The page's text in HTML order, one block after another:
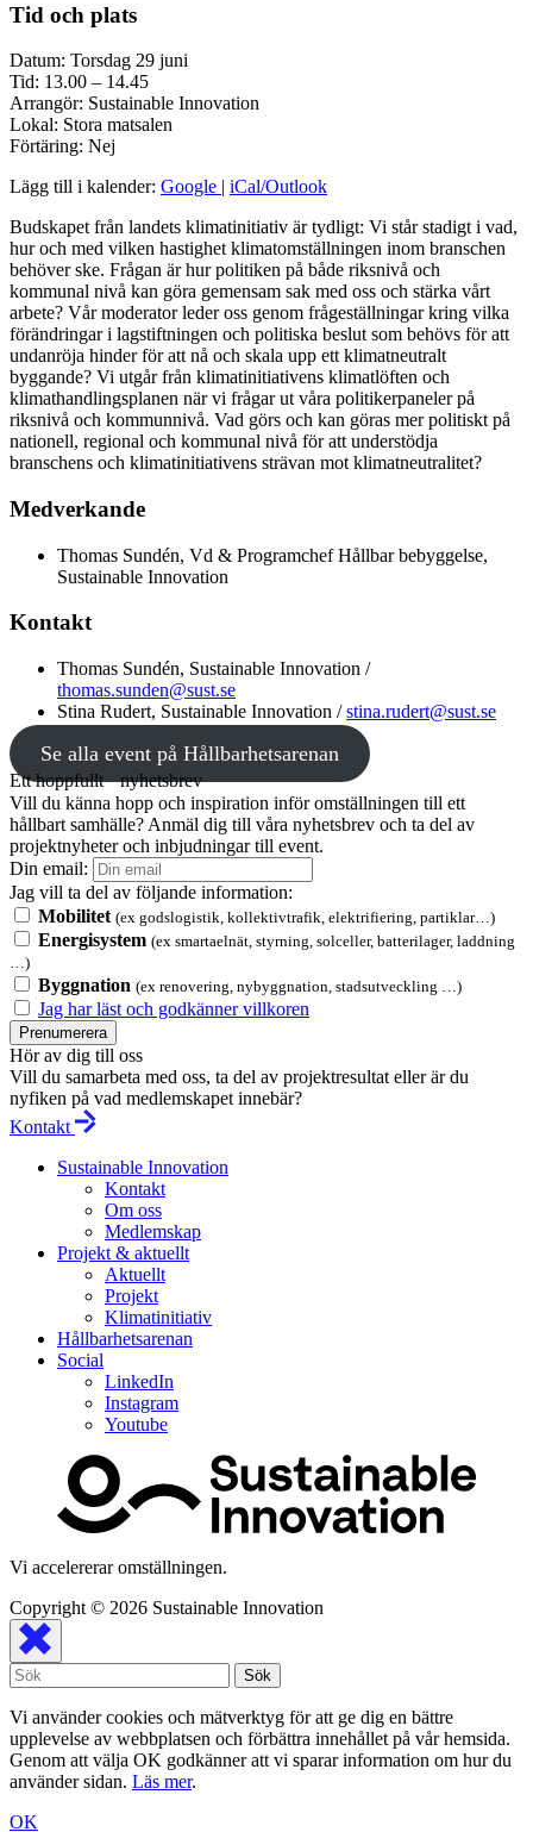
Tid och plats
Datum: Torsdag 29 juni
Tid: 13.00 – 14.45
Arrangör: Sustainable Innovation
Lokal: Stora matsalen
Förtäring: Nej
Lägg till i kalender: Google | iCal/Outlook
Budskapet från landets klimatinitiativ är tydligt: Vi står stadigt i vad,
hur och med vilken hastighet klimatomställningen inom branschen
behöver ske. Frågan är hur politiken på både riksnivå och
kommunal nivå kan göra gemensam sak med oss och stärka vårt
arbete? Vår moderator leder oss genom frågeställningar kring vilka
förändringar i lagstiftningen och politiska beslut som behövs för att
undanröja hinder för att nå och skala upp ett klimatneutralt
byggande? Vi utgår från klimatinitiativens klimatlöften och
klimathandlingsplanen när vi frågar ut våra politikerpaneler på
riksnivå och kommunnivå. Vad görs och kan göras mer politiskt på
nationell, regional och kommunal nivå för att understödja
branschens och klimatinitiativens strävan mot klimatneutralitet?
Medverkande
Thomas Sundén, Vd & Programchef Hållbar bebyggelse,
Sustainable Innovation
Kontakt
Thomas Sundén, Sustainable Innovation /
thomas.sunden@sust.se
Stina Rudert, Sustainable Innovation /stina.rudert@sust.se
Se alla event på Hållbarhetsarenan
Ett hoppfullt nyhetsbrev
Vill du känna hopp och inspiration inför omställningen till ett
hållbart samhälle? Anmäl dig till våra nyhetsbrev och ta del av
projektnyheter och inbjudningar till event.
Din email:
Jag vill ta del av följande information:
Mobilitet (ex godslogistik, kollektivtrafik, elektrifiering, partiklar…)
Energisystem (ex smartaelnät, styrning, solceller, batterilager, laddning
…)
Byggnation (ex renovering, nybyggnation, stadsutveckling …)
Jag har läst och godkänner villkoren
Prenumerera
Hör av dig till oss
Vill du samarbeta med oss, ta del av projektresultat eller är du
nyfiken på vad medlemskapet innebär?
Kontakt
Sustainable Innovation
Kontakt
Om oss
Medlemskap
Projekt & aktuellt
Aktuellt
Projekt
Klimatinitiativ
Hållbarhetsarenan
Social
LinkedIn
Instagram
Youtube
Vi accelererar omställningen.
Copyright © 2026 Sustainable Innovation
Vi använder cookies och mätverktyg för att ge dig en bättre
upplevelse av webbplatsen och förbättra innehållet på vår hemsida.
Genom att välja OK godkänner att vi sparar information om hur du
använder sidan. Läs mer.
OK